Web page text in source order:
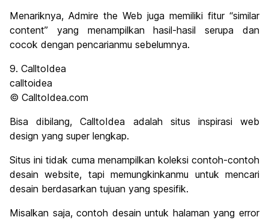
Menariknya, Admire the Web juga memiliki fitur “similar
content” yang menampilkan hasil-hasil serupa dan
cocok dengan pencarianmu sebelumnya.
9. CalltoIdea
calltoidea
© CalltoIdea.com
Bisa dibilang, CalltoIdea adalah situs inspirasi web
design yang super lengkap.
Situs ini tidak cuma menampilkan koleksi contoh-contoh
desain website, tapi memungkinkanmu untuk mencari
desain berdasarkan tujuan yang spesifik.
Misalkan saja, contoh desain untuk halaman yang error